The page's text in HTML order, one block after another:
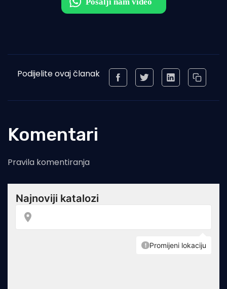
Podijelite ovaj članak
Komentari
Pravila komentiranja